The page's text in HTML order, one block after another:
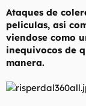
e
m
a
Ataques de
peliculas, asi
viendose como
inequivocos de
manera.